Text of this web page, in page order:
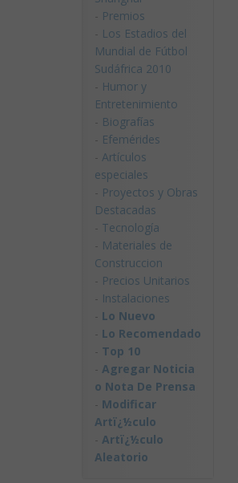
- Premios
- Los Estadios del
Mundial de Fútbol
Sudáfrica 2010
- Humor y
Entretenimiento
- Biografías
- Efemérides
- Artículos
especiales
- Proyectos y Obras
Destacadas
- Tecnología
- Materiales de
Construccion
- Precios Unitarios
- Instalaciones
- Lo Nuevo
- Lo Recomendado
- Top 10
- Agregar Noticia
o Nota De Prensa
- Modificar
Artï¿½culo
- Artï¿½culo
Aleatorio